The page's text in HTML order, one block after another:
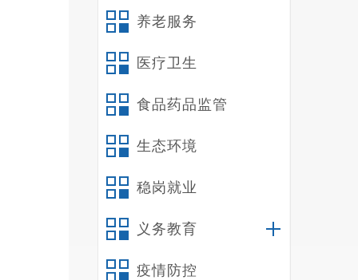
养老服务
医疗卫生
食品药品监管
生态环境
稳岗就业
义务教育
疫情防控